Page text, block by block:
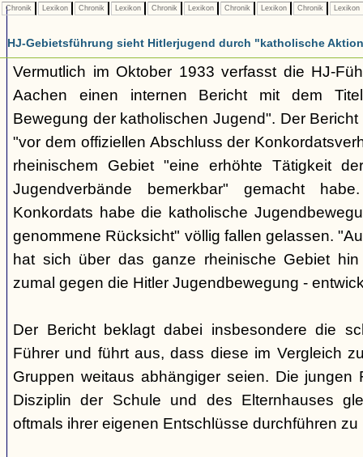
Chronik Lexikon Chronik Lexikon Chronik Lexikon Chronik Lexikon Chronik Lexikon
HJ-Gebietsführung sieht Hitlerjugend durch "katholische
Vermutlich im Oktober 1933 verfasst die HJ-
Aachen einen internen Bericht mit dem
Bewegung der katholischen Jugend". Der
"vor dem offiziellen Abschluss der
rheinischem Gebiet "eine erhöhte Tätigkeit
Jugendverbände bemerkbar" gemacht
Konkordats habe die katholische
genommene Rücksicht" völlig fallen gelassen.
hat sich über das ganze rheinische Gebiet
zumal gegen die Hitler Jugendbewegung -
Der Bericht beklagt dabei insbesondere die
Führer und führt aus, dass diese im Vergleich
Gruppen weitaus abhängiger seien. Die jungen
Disziplin der Schule und des Elternhauses
oftmals ihrer eigenen Entschlüsse durchführen zu